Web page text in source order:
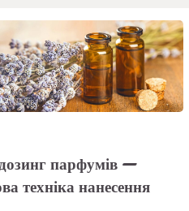
парфумів —
техніка нанесення